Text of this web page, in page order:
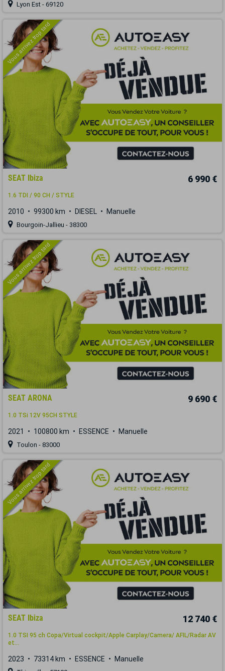
Lyon Est - 69120
Vous arrivez trop tard
SEAT Ibiza 6 990 €
1.6 TDI / 90 CH / STYLE
2010 99300 km DIESEL Manuelle
Bourgoin-Jallieu - 38300
Vous arrivez trop tard
SEAT ARONA 9 690 €
1.0 TSi 12V 95CH STYLE
2021 100800 km ESSENCE Manuelle
Toulon - 83000
Vous arrivez trop tard
SEAT Ibiza 12 740 €
1.0 TSI 95 ch Copa/Virtual cockpit/Apple Carplay/Camera/ AFIL/Radar AV
et...
2023 73314 km ESSENCE Manuelle